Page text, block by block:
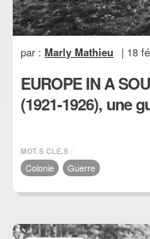
par :Marly Mathieu | 18
EUROPE IN A
(1921-1926), une
MOT.S CLÉ.S :
Colonie Guerre